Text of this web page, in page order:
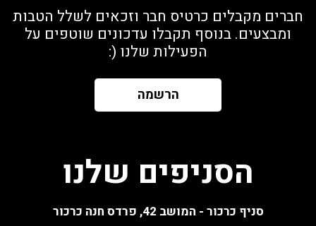
חברים מקבלים כרטיס חבר וזכאים לשלל הטבות
ומבצעים. בנוסף תקבלו עדכונים שוטפים על
הפעילות שלנו (:
הרשמה
הסניפים שלנו
סניף כרכור - המושב 42, פרדס חנה כרכור